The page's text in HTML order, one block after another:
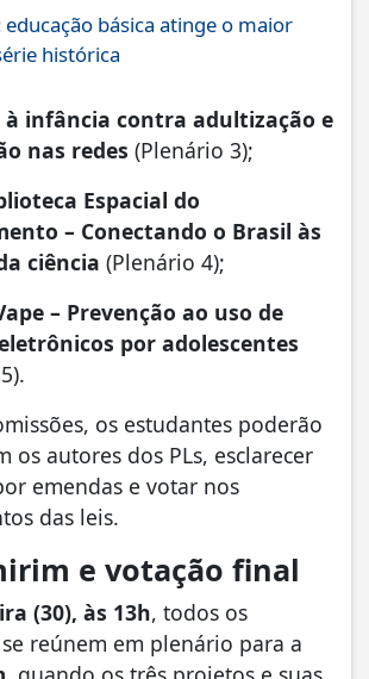
básica atinge o maior
histórica
à infância contra adultização e
nas redes (Plenário 3);
Espacial do
– Conectando o Brasil às
ciência (Plenário 4);
– Prevenção ao uso de
por adolescentes
os estudantes poderão
os autores dos PLs, esclarecer
emendas e votar nos
das leis.
e votação final
(30), às 13h, todos os
reúnem em plenário para a